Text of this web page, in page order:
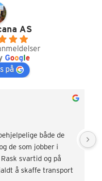
AS
Google
på
både de
de som jobber i
svartid og på
å skaffe transport